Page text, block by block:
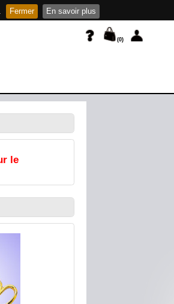
Fermer En savoir plus
(0)
le